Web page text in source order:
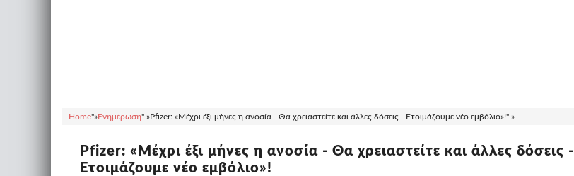
Home"»Ενημέρωση" »Pfizer: «Μέχρι έξι μήνες η ανοσία - Θα χρειαστείτε και άλλες δόσεις - Eτοιμάζουμε νέο εμβόλιο»!" »
Pfizer: «Μέχρι έξι μήνες η ανοσία - Θα χρειαστείτε και άλλες δόσεις -
Eτοιμάζουμε νέο εμβόλιο»!